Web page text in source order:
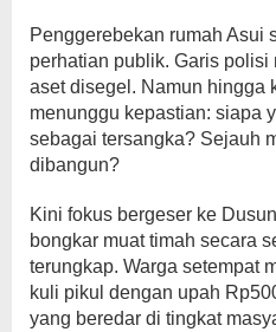
Penggerebekan rumah Asui
perhatian publik. Garis polisi
aset disegel. Namun hingga
menunggu kepastian: siapa
sebagai tersangka? Sejauh
dibangun?
Kini fokus bergeser ke
bongkar muat timah secara
terungkap. Warga setempat
kuli pikul dengan upah
yang beredar di tingkat